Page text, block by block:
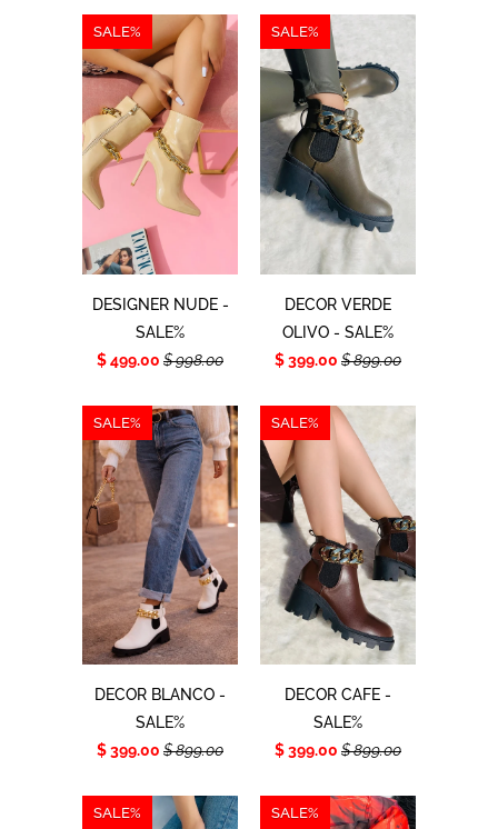
DESIGNER NUDE -
SALE%
$ 499.00 $ 998.00
SALE%
DECOR VERDE
OLIVO - SALE%
$ 399.00 $ 899.00
SALE%
DECOR BLANCO -
SALE%
$ 399.00 $ 899.00
SALE%
DECOR CAFE -
SALE%
$ 399.00 $ 899.00
SALE%
SALE% SALE%